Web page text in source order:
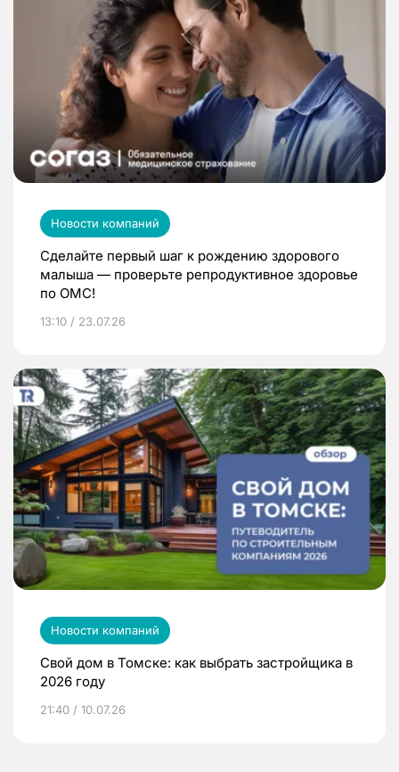
Новости компаний
Сделайте первый шаг к рождению здорового
малыша — проверьте репродуктивное здоровье
по ОМС!
13:10 / 23.07.26
Новости компаний
Свой дом в Томске: как выбрать застройщика в
2026 году
21:40 / 10.07.26